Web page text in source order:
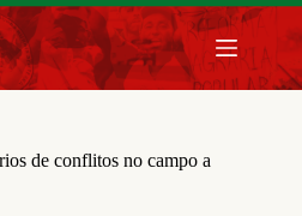
de conflitos no campo a